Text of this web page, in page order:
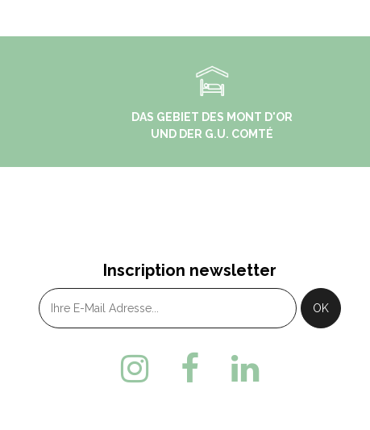
DAS GEBIET DES MONT D'OR
UND DER G.U. COMTÉ
Inscription newsletter